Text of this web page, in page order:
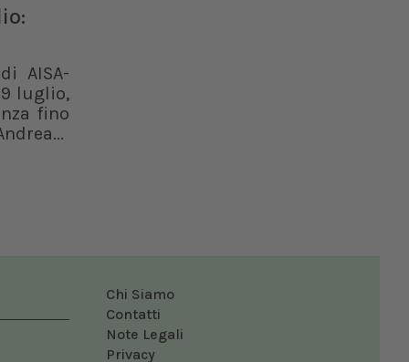
AISA-
luglio,
fino
Chi Siamo
Contatti
Note Legali
Privacy